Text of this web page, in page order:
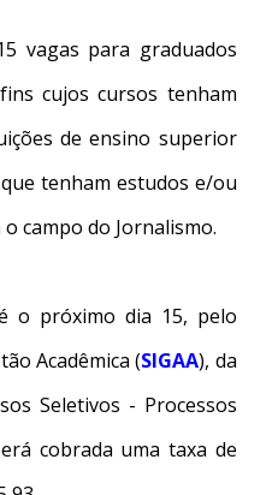
vagas para graduados
cujos cursos tenham
de ensino superior
tenham estudos e/ou
campo do Jornalismo.
o próximo dia 15, pelo
Acadêmica (SIGAA), da
Seletivos - Processos
cobrada uma taxa de